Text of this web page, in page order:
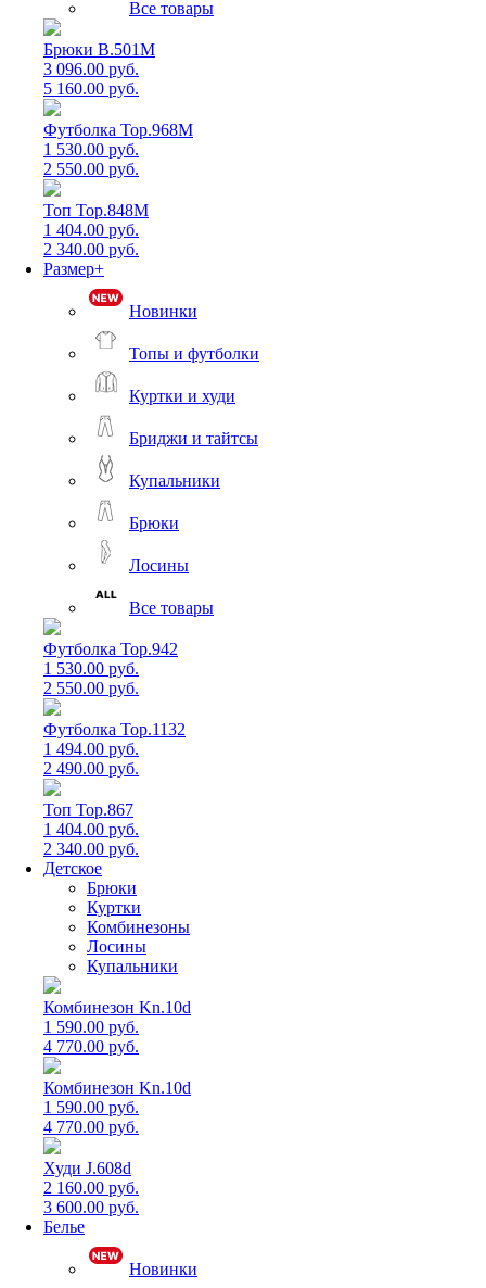
Все товары
Брюки B.501M
3 096.00 руб.
5 160.00 руб.
Футболка Top.968M
1 530.00 руб.
2 550.00 руб.
Топ Top.848M
1 404.00 руб.
2 340.00 руб.
Размер+
Новинки
Топы и футболки
Куртки и худи
Бриджи и тайтсы
Купальники
Брюки
Лосины
Все товары
Футболка Top.942
1 530.00 руб.
2 550.00 руб.
Футболка Top.1132
1 494.00 руб.
2 490.00 руб.
Топ Top.867
1 404.00 руб.
2 340.00 руб.
Детское
Брюки
Куртки
Комбинезоны
Лосины
Купальники
Комбинезон Kn.10d
1 590.00 руб.
4 770.00 руб.
Комбинезон Kn.10d
1 590.00 руб.
4 770.00 руб.
Худи J.608d
2 160.00 руб.
3 600.00 руб.
Белье
Новинки